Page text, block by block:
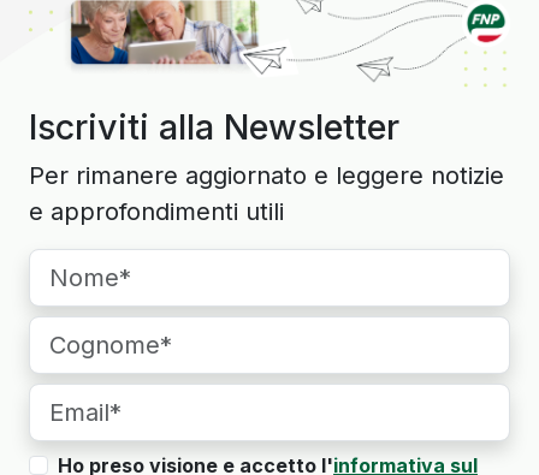
Iscriviti alla Newsletter
Per rimanere aggiornato e leggere notizie
e approfondimenti utili
Ho preso visione e accetto l'informativa sul